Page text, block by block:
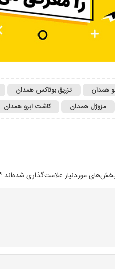
همدان تزریق بوتاکس همدان
مزوژل همدان کاشت ابرو همدان
موردنیاز علامت‌گذاری شده‌اند